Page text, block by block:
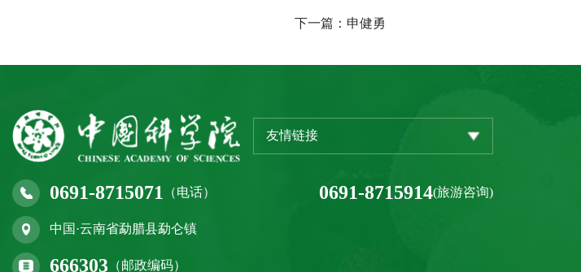
下一篇：申健勇
友情链接
0691-8715071 （电话） 0691-8715914(旅游咨询)
中国·云南省勐腊县勐仑镇
666303 （邮政编码）